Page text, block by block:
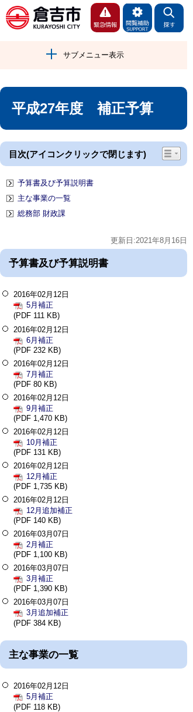
サブメニュー表示
平成27年度 補正予算
目次(アイコンクリックで閉じます)
予算書及び予算説明書
主な事業の一覧
総務部 財政課
更新日:2021年8月16日
予算書及び予算説明書
2016年02月12日
5月補正
(PDF 111 KB)
2016年02月12日
6月補正
(PDF 232 KB)
2016年02月12日
7月補正
(PDF 80 KB)
2016年02月12日
9月補正
(PDF 1,470 KB)
2016年02月12日
10月補正
(PDF 131 KB)
2016年02月12日
12月補正
(PDF 1,735 KB)
2016年02月12日
12月追加補正
(PDF 140 KB)
2016年03月07日
2月補正
(PDF 1,100 KB)
2016年03月07日
3月補正
(PDF 1,390 KB)
2016年03月07日
3月追加補正
(PDF 384 KB)
主な事業の一覧
2016年02月12日
5月補正
(PDF 118 KB)